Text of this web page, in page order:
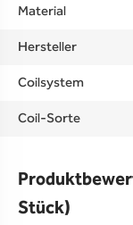
Material
Hersteller
Coilsystem
Coil-Sorte
Stück)